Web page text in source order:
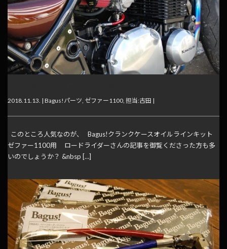
2018.11.13. | Bagus!パーツ ゼファー1100 担当:古田 |
このところ人気なのが、 Bagus!クランクケースオイルラインキット
ゼファー1100用 ロードライダーさんの記事を御覧くださった方も多
いのでしょうか？ &nbsp […]